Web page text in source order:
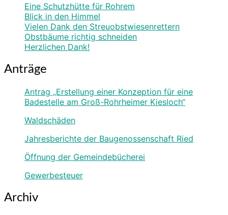
Eine Schutzhütte für Rohrem
Blick in den Himmel
Vielen Dank den Streuobstwiesenrettern
Obstbäume richtig schneiden
Herzlichen Dank!
Anträge
Antrag „Erstellung einer Konzeption für eine
Badestelle am Groß-Rohrheimer Kiesloch“
Waldschäden
Jahresberichte der Baugenossenschaft Ried
Öffnung der Gemeindebücherei
Gewerbesteuer
Archiv